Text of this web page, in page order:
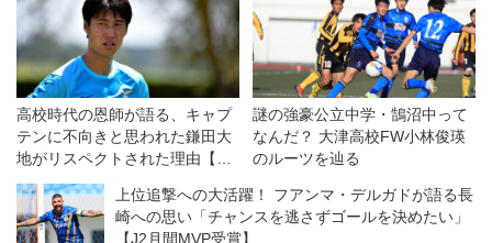
高校時代の恩師が語る、キャプ
テンに不向きと思われた鎌田大
地がリスペクトされた理由【エ
ピソード3】
謎の強豪公立中学・鵠沼中って
なんだ？ 大津高校FW小林俊瑛
のルーツを辿る
上位追撃への大活躍！ フアンマ・デルガドが語る長
崎への思い「チャンスを逃さずゴールを決めたい」
【J2月間MVP受賞】